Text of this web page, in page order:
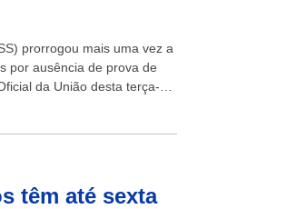
prorrogou mais uma vez a
por ausência de prova de
da União desta terça-
têm até sexta